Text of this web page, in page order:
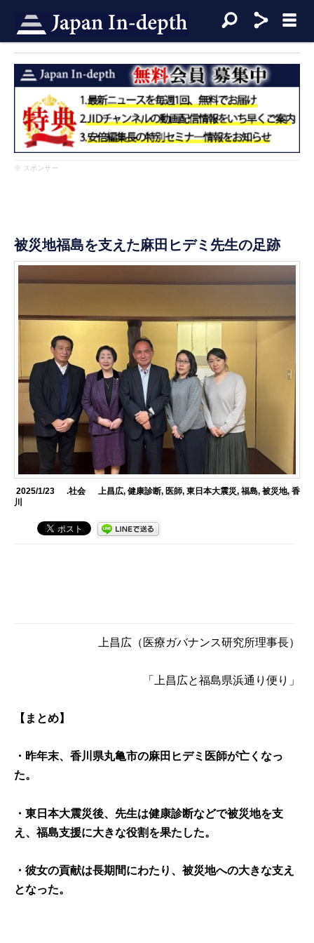
※ スポンサー
被災地福島を支えた麻田ヒデミ先生の足跡
2025/1/23 .社会 上昌広, 健康診断, 医師, 東日本大震災, 福島, 被災地, 香
川
上昌広（医療ガバナンス研究所理事長）
「上昌広と福島県浜通り便り」
【まとめ】
・昨年末、香川県丸亀市の麻田ヒデミ医師が亡くなっ
た。
・東日本大震災後、先生は健康診断などで被災地を支
え、福島支援に大きな役割を果たした。
・彼女の貢献は長期間にわたり、被災地への大きな支え
となった。